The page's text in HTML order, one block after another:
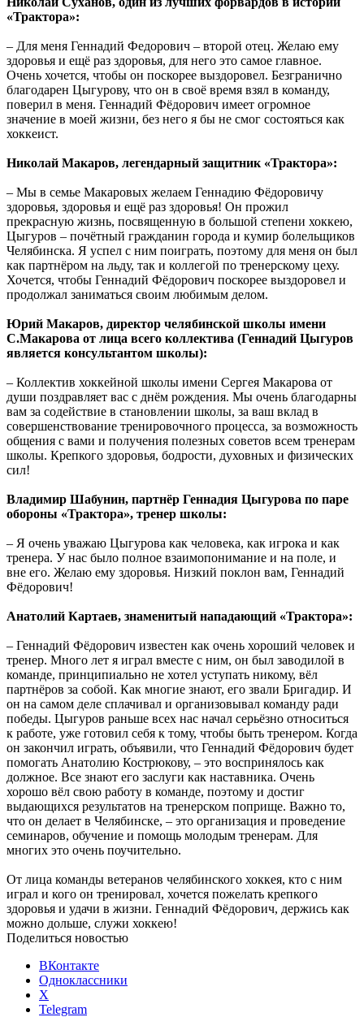
«Трактора»:
– Для меня Геннадий Федорович – второй отец. Желаю ему
здоровья и ещё раз здоровья, для него это самое главное.
Очень хочется, чтобы он поскорее выздоровел. Безгранично
благодарен Цыгурову, что он в своё время взял в команду,
поверил в меня. Геннадий Фёдорович имеет огромное
значение в моей жизни, без него я бы не смог состояться как
хоккеист.
Николай Макаров, легендарный защитник «Трактора»:
– Мы в семье Макаровых желаем Геннадию Фёдоровичу
здоровья, здоровья и ещё раз здоровья! Он прожил
прекрасную жизнь, посвященную в большой степени хоккею,
Цыгуров – почётный гражданин города и кумир болельщиков
Челябинска. Я успел с ним поиграть, поэтому для меня он был
как партнёром на льду, так и коллегой по тренерскому цеху.
Хочется, чтобы Геннадий Фёдорович поскорее выздоровел и
продолжал заниматься своим любимым делом.
Юрий Макаров, директор челябинской школы имени
С.Макарова от лица всего коллектива (Геннадий Цыгуров
является консультантом школы):
– Коллектив хоккейной школы имени Сергея Макарова от
души поздравляет вас с днём рождения. Мы очень благодарны
вам за содействие в становлении школы, за ваш вклад в
совершенствование тренировочного процесса, за возможность
общения с вами и получения полезных советов всем тренерам
школы. Крепкого здоровья, бодрости, духовных и физических
сил!
Владимир Шабунин, партнёр Геннадия Цыгурова по паре
обороны «Трактора», тренер школы:
– Я очень уважаю Цыгурова как человека, как игрока и как
тренера. У нас было полное взаимопонимание и на поле, и
вне его. Желаю ему здоровья. Низкий поклон вам, Геннадий
Фёдорович!
Анатолий Картаев, знаменитый нападающий «Трактора»:
– Геннадий Фёдорович известен как очень хороший человек и
тренер. Много лет я играл вместе с ним, он был заводилой в
команде, принципиально не хотел уступать никому, вёл
партнёров за собой. Как многие знают, его звали Бригадир. И
он на самом деле сплачивал и организовывал команду ради
победы. Цыгуров раньше всех нас начал серьёзно относиться
к работе, уже готовил себя к тому, чтобы быть тренером. Когда
он закончил играть, объявили, что Геннадий Фёдорович будет
помогать Анатолию Кострюкову, – это воспринялось как
должное. Все знают его заслуги как наставника. Очень
хорошо вёл свою работу в команде, поэтому и достиг
выдающихся результатов на тренерском поприще. Важно то,
что он делает в Челябинске, – это организация и проведение
семинаров, обучение и помощь молодым тренерам. Для
многих это очень поучительно.
От лица команды ветеранов челябинского хоккея, кто с ним
играл и кого он тренировал, хочется пожелать крепкого
здоровья и удачи в жизни. Геннадий Фёдорович, держись как
можно дольше, служи хоккею!
Поделиться новостью
ВКонтакте
Одноклассники
X
Telegram